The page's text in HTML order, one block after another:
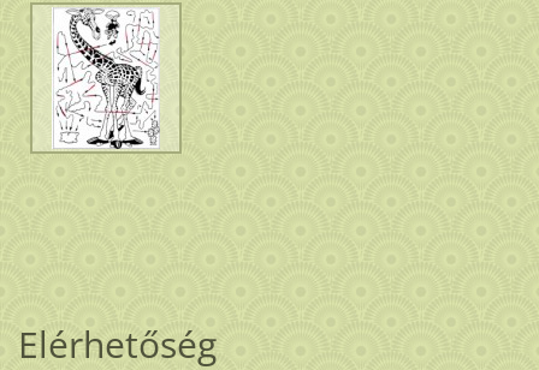
Elérhetőség